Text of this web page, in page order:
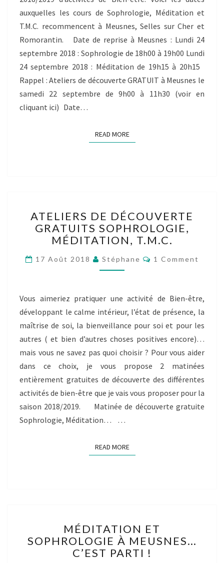
auxquelles les cours de Sophrologie, Méditation et
T.M.C. recommencent à Meusnes, Selles sur Cher et
Romorantin. Date de reprise à Meusnes : Lundi 24
septembre 2018 : Sophrologie de 18h00 à 19h00 Lundi
24 septembre 2018 : Méditation de 19h15 à 20h15
Rappel : Ateliers de découverte GRATUIT à Meusnes le
samedi 22 septembre de 9h00 à 11h30 (voir en
cliquant ici) Date…
READ MOREREAD MORE
DE
DÉCOUVERTE
GRATUITS
MÉDITATION,
T.M.C.
ATELIERS DE DÉCOUVERTE
GRATUITS SOPHROLOGIE,
MÉDITATION, T.M.C.
17 Août 2018 Stéphane Comments
1 Comment
Vous aimeriez pratiquer une activité de Bien-être,
développant le calme intérieur, l’état de présence, la
maîtrise de soi, la bienveillance pour soi et pour les
autres ( et bien d’autres choses positives encore)…
mais vous ne savez pas quoi choisir ? Pour vous aider
dans ce choix, je vous propose 2 matinées
entièrement gratuites de découverte des différentes
activités de bien-être que je vais vous proposer pour la
saison 2018/2019. Matinée de découverte gratuite
Sophrologie, Méditation… …
READ MOREREAD MORE
ET
SOPHROLOGIE
À
MÉDITATION ET
SOPHROLOGIE À MEUSNES…
C’EST PARTI !